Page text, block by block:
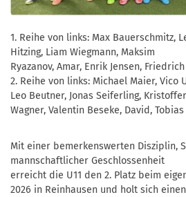
1. Reihe von links: Max Bauerschmitz,
Hitzing, Liam Wiegmann, Maksim
Ryazanov, Amar, Enrik Jensen,
2. Reihe von links: Michael Maier, Vico
Leo Beutner, Jonas Seiferling, Kristoffer
Wagner, Valentin Beseke, David,
Mit einer bemerkenswerten Disziplin,
mannschaftlicher Geschlossenheit
erreicht die U11 den 2. Platz beim
2026 in Reinhausen und holt sich einen